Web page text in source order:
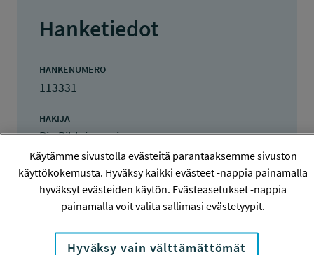
Hanketiedot
HANKENUMERO
113331
HAKIJA
Pia Pihlajasaari
TOTEUTTAJA
Pia Pihlajasaari
LISÄTIETOJA
Pia Pihlajasaari
Käytämme sivustolla evästeitä parantaaksemme sivuston
käyttökokemusta. Hyväksy kaikki evästeet -nappia painamalla
hyväksyt evästeiden käytön. Evästeasetukset -nappia
painamalla voit valita sallimasi evästetyypit.
Hyväksy vain välttämättömät